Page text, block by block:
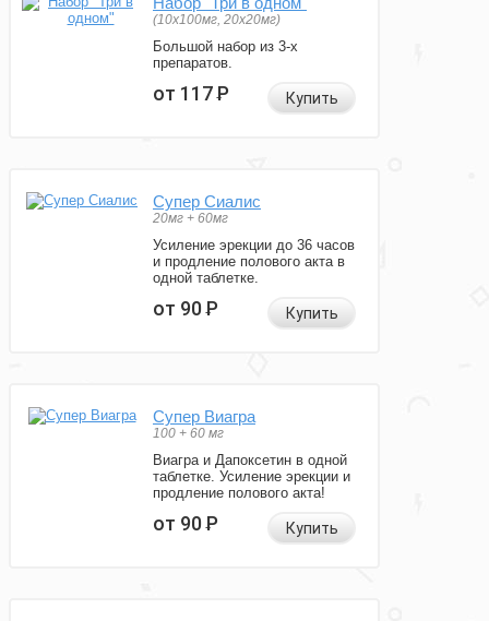
(10x100мг, 20x20мг)
Большой набор из 3-х
препаратов.
от 117Р Купить
Супер Сиалис
20мг + 60мг
Усиление эрекции до 36 часов
и продление полового акта в
одной таблетке.
от 90Р Купить
Супер Виагра
100 + 60 мг
Виагра и Дапоксетин в одной
таблетке. Усиление эрекции и
продление полового акта!
от 90Р Купить